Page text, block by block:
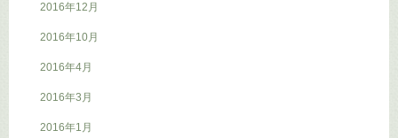
2016年12月
2016年10月
2016年4月
2016年3月
2016年1月